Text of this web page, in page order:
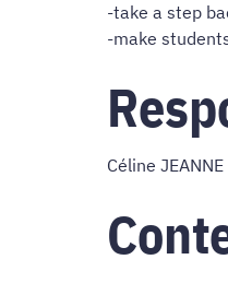
-take a step
-make
Céline JEANNE